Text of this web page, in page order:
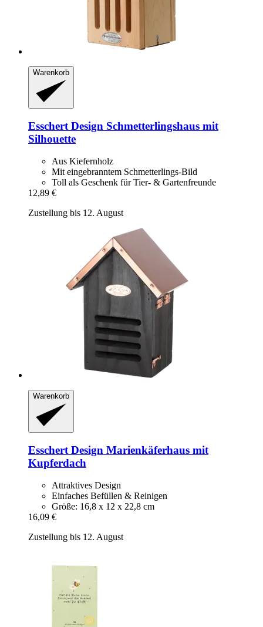
Warenkorb
Esschert Design Schmetterlingshaus mit
Silhouette
Aus Kiefernholz
Mit eingebranntem Schmetterlings-Bild
Toll als Geschenk für Tier- & Gartenfreunde
12,89 €
Zustellung bis 12. August
Warenkorb
Esschert Design Marienkäferhaus mit
Kupferdach
Attraktives Design
Einfaches Befüllen & Reinigen
Größe: 16,8 x 12 x 22,8 cm
16,09 €
Zustellung bis 12. August